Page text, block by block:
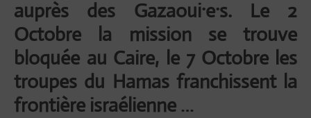
auprès des Gazaoui·e·s. Le 2
Octobre la mission se trouve
bloquée au Caire, le 7 Octobre les
troupes du Hamas franchissent la
frontière israélienne …